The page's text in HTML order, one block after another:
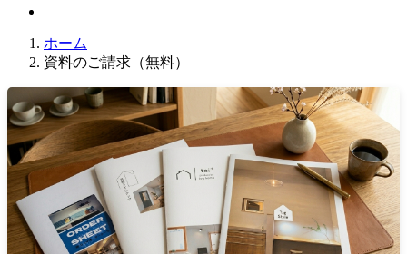
ホーム
資料のご請求（無料）